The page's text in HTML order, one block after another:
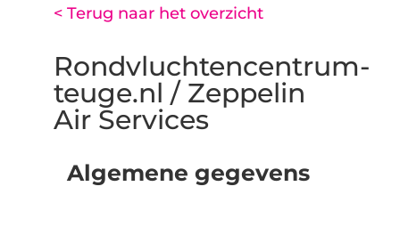
< Terug naar het overzicht
Rondvluchtencentrum-
teuge.nl / Zeppelin
Air Services
Algemene gegevens